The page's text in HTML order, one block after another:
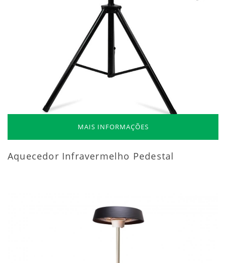
MAIS INFORMAÇÕES
Aquecedor Infravermelho Pedestal